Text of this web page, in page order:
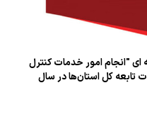
"انجام امور خدمات کنترل
تابعه کل استان‌ها در سال